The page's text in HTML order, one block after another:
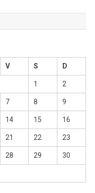
V S D
1 2
7 8 9
14 15 16
21 22 23
28 29 30